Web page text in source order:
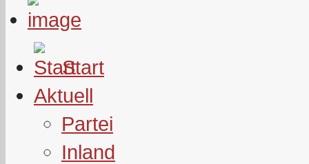
Start
Aktuell
Partei
Inland